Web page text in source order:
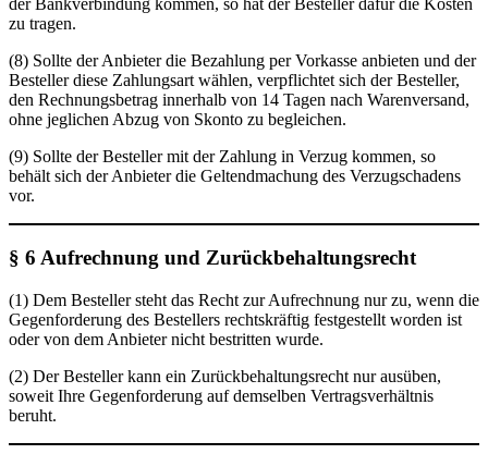
der Bankverbindung kommen, so hat der Besteller dafür die Kosten
zu tragen.
(8) Sollte der Anbieter die Bezahlung per Vorkasse anbieten und der
Besteller diese Zahlungsart wählen, verpflichtet sich der Besteller,
den Rechnungsbetrag innerhalb von 14 Tagen nach Warenversand,
ohne jeglichen Abzug von Skonto zu begleichen.
(9) Sollte der Besteller mit der Zahlung in Verzug kommen, so
behält sich der Anbieter die Geltendmachung des Verzugschadens
vor.
§ 6 Aufrechnung und Zurückbehaltungsrecht
(1) Dem Besteller steht das Recht zur Aufrechnung nur zu, wenn die
Gegenforderung des Bestellers rechtskräftig festgestellt worden ist
oder von dem Anbieter nicht bestritten wurde.
(2) Der Besteller kann ein Zurückbehaltungsrecht nur ausüben,
soweit Ihre Gegenforderung auf demselben Vertragsverhältnis
beruht.